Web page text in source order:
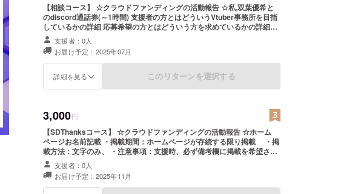
【相談コース】 ☆クラウドファンディングの活動報告 ☆私,双葉優希と
のdiscord通話券(～1時間) 支援者の方とはどういうVtuber事務所を目指
しているかの詳細 応募希望の方とはどういう方を求めているかの詳細を
実際に聞くことができます。 ※私と話すだけのプランになりますので
Vtuber事務所としての構想を知りたい人や所属Vtuberとして候補にした
いなぁ と思っている人へ向けてのプランです。 ・有効期限：2025年6月
から2025年12月末まで ・提供方法：メールにてDiscord(外部サイトを
使用します)URLを記載します。など
支援者：0人
お届け予定：2025年07月
詳細を見る このリターンを選択する
3,000円
【SDThanksコース】 ☆クラウドファンディングの活動報告 ☆ホーム
ページお名前記載 ・掲載期間：ホームページが存続する限り掲載 ・掲
載方法：文字のみ、 ・注意事項：支援時、必ず備考欄に掲載を希望され
るお名前をご記入ください ☆SDキャラをあてらったThanksカード(1枚)
サイズ89mm × 63mm 数量 1枚
支援者：0人
お届け予定：2025年11月